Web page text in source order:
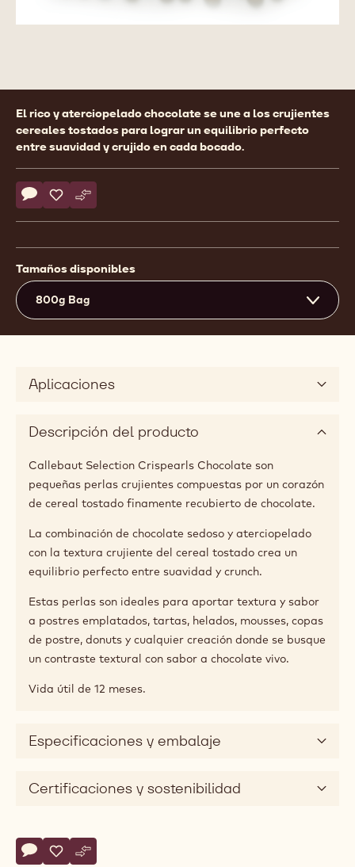
Product
information
El rico y aterciopelado chocolate se une a los crujientes
cereales tostados para lograr un equilibrio perfecto
entre suavidad y crujido en cada bocado.
Actions
Escriba un comentario
- CALLEBAUT SELECTION - DECORACIONES -
Guardar
- CALLEBAUT SELECTION - DECORACIONES -
Comparar
- CALLEBAUT SELECTION - DECORACIONES -
Tamaños disponibles
800g Bag
Aplicaciones
Descripción del producto
Callebaut Selection Crispearls Chocolate son
pequeñas perlas crujientes compuestas por un corazón
de cereal tostado finamente recubierto de chocolate.
La combinación de chocolate sedoso y aterciopelado
con la textura crujiente del cereal tostado crea un
equilibrio perfecto entre suavidad y crunch.
Estas perlas son ideales para aportar textura y sabor
a postres emplatados, tartas, helados, mousses, copas
de postre, donuts y cualquier creación donde se busque
un contraste textural con sabor a chocolate vivo.
Vida útil de 12 meses.
Especificaciones y embalaje
Certificaciones y sostenibilidad
Actions
Escriba un comentario
- CALLEBAUT SELECTION - DECORACIONES -
Guardar
- CALLEBAUT SELECTION - DECORACIONES -
Comparar
- CALLEBAUT SELECTION - DECORACIONES -